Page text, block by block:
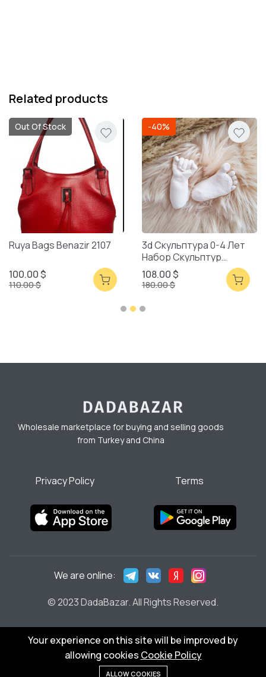
Related products
Out Of Stock
Ruya Bags Benazir 2107
100.00 $
110.00 $
-40%
3d Скульптура 0-4 Лет
Набор Скульптур
Смешанная Упаковка
108.00 $
180.00 $
Wholesale marketplace for buying and selling goods
from Turkey and China
Privacy Policy Terms
© 2023 DadaBazar. All Rights Reserved.
We are online:
Add to cart
Your experience on this site will be improved by
allowing cookies Cookie Policy
ALLOW COOKIES